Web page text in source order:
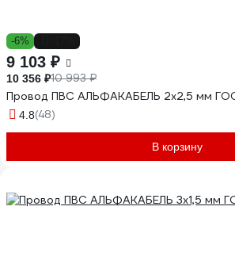
-6%
9 103 ₽
10 356 ₽10 993 ₽
Провод ПВС АЛЬФАКАБЕЛЬ 2х2,5 мм
4.8(48)
В корзину